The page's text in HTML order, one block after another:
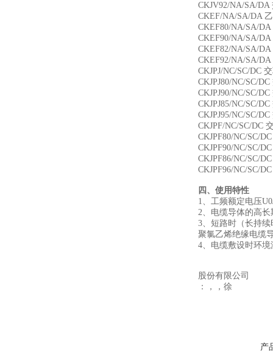
CKJV92/NA/SA/
CKEF/NA/SA/DA
CKEF80/NA/SA/
CKEF90/NA/SA/
CKEF82/NA/SA/
CKEF92/NA/SA/
CKJPJ/NC/SC/DC
CKJPJ80/NC/SC/
CKJPJ90/NC/SC/
CKJPJ85/NC/SC/
CKJPJ95/NC/SC/
CKJPF/NC/SC/DC
CKJPF80/NC/SC/
CKJPF90/NC/SC/
CKJPF86/NC/SC/
CKJPF96/NC/SC/
四、使用特性
1、工频额定电压
2、电缆导体的高
3、短路时（长持
聚氯乙烯绝缘电缆
4、电缆敷设时环
股份有限公司
：，，徐
产